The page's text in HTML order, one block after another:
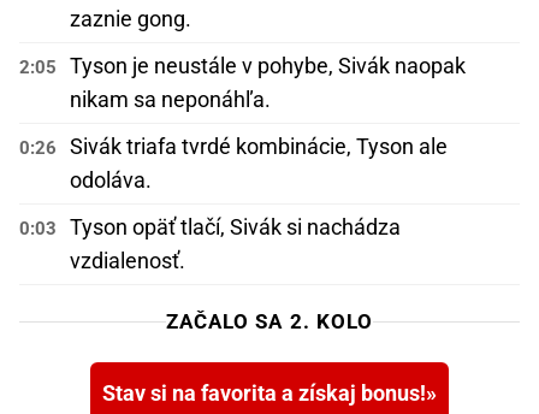
zaznie gong.
2:05
Tyson je neustále v pohybe, Sivák naopak
nikam sa neponáhľa.
0:26
Sivák triafa tvrdé kombinácie, Tyson ale
odoláva.
0:03
Tyson opäť tlačí, Sivák si nachádza
vzdialenosť.
ZAČALO SA 2. KOLO
Stav si na favorita a získaj bonus!